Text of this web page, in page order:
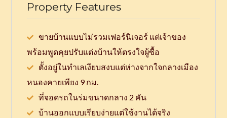
Property Features
ขายบ้านแบบไม่รวมเฟอร์นิเจอร์ แต่เจ้าของ
พร้อมพูดคุยปรับแต่งบ้านให้ตรงใจผู้ซื้อ
ตั้งอยู่ในทำเลเงียบสงบแต่ห่างจากใจกลางเมือง
หนองคายเพียง 9 กม.
ที่จอดรถในร่มขนาดกลาง 2 คัน
บ้านออกแบบเรียบง่ายแต่ใช้งานได้จริง